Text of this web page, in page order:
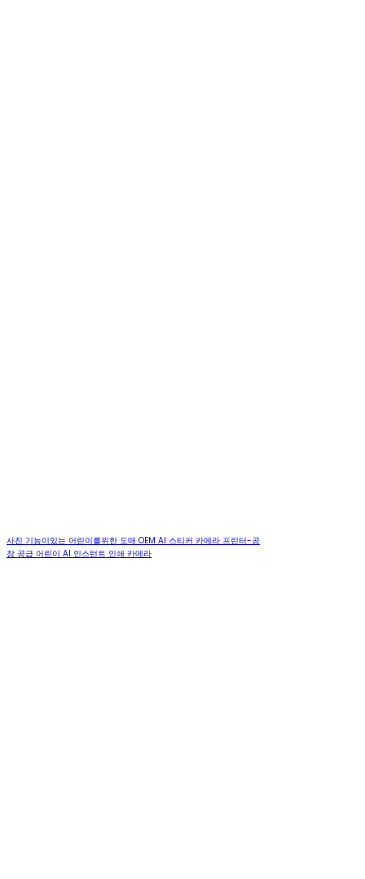
사진 기능이있는 어린이를위한 도매 OEM AI 스티커 카메라 프린터-공
장 공급 어린이 AI 인스턴트 인쇄 카메라